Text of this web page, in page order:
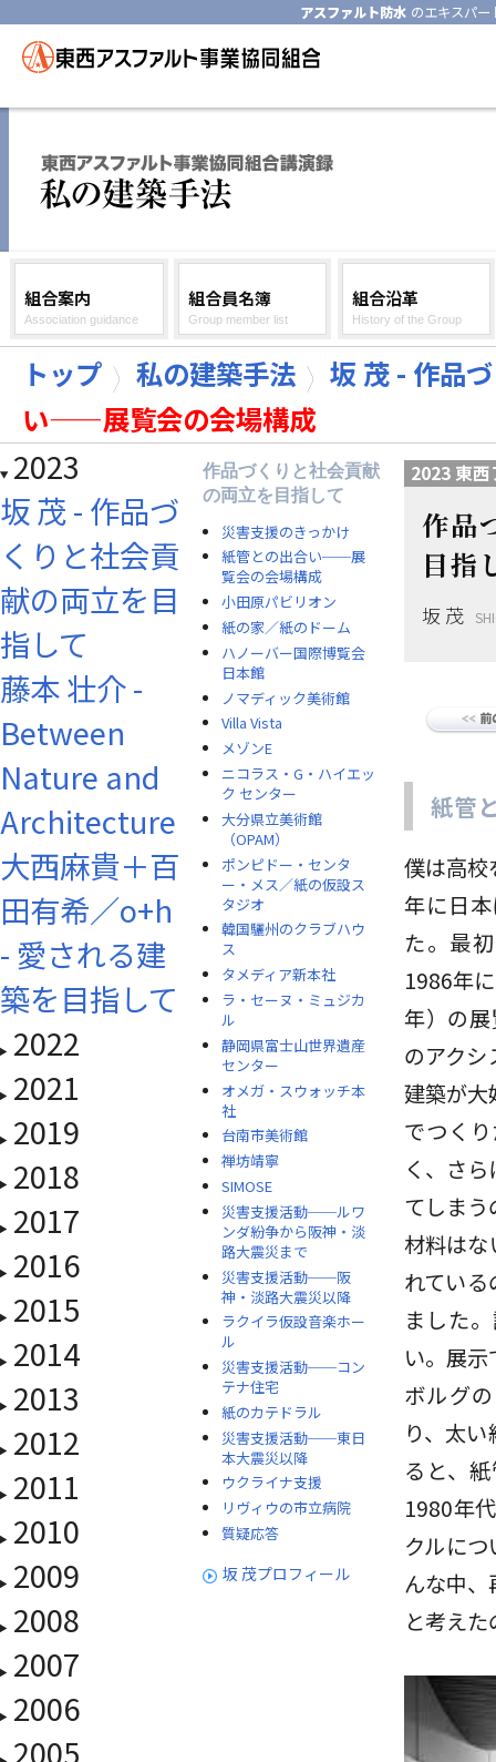
アスファルト防水 のエキスパ
組合案内
Association guidance
組合員名簿
Group member list
組合沿革
History of the Group
トップ 私の建築手法
坂 茂 - 作品
い——展覧会の会場構成
2023
坂 茂 - 作品づ
くりと社会貢
献の両立を目
指して
藤本 壮介 -
Between
Nature and
Architecture
大西麻貴＋百
田有希／o+h
- 愛される建
築を目指して
2022
2021
2019
2018
2017
2016
2015
2014
2013
2012
2011
2010
2009
2008
2007
2006
2005
作品づくりと社会貢献
の両立を目指して
災害支援のきっかけ
紙管との出合い──展
覧会の会場構成
小田原パビリオン
紙の家／紙のドーム
ハノーバー国際博覧会
日本館
ノマディック美術館
Villa Vista
メゾンE
ニコラス・G・ハイエッ
ク センター
大分県立美術館
（OPAM）
ポンピドー・センタ
ー・メス／紙の仮設ス
タジオ
韓国驪州のクラブハウ
ス
タメディア新本社
ラ・セーヌ・ミュジカ
ル
静岡県富士山世界遺産
センター
オメガ・スウォッチ本
社
台南市美術館
禅坊靖寧
SIMOSE
災害支援活動──ルワ
ンダ紛争から阪神・淡
路大震災まで
災害支援活動──阪
神・淡路大震災以降
ラクイラ仮設音楽ホー
ル
災害支援活動──コン
テナ住宅
紙のカテドラル
災害支援活動──東日
本大震災以降
ウクライナ支援
リヴィウの市立病院
質疑応答
坂 茂プロフィール
2023 東
作品
目指
坂 茂
紙管
僕は高校
年に日
た。最
1986年
年）の
のアク
建築が大
でつく
く、さ
てしま
材料はな
れてい
ました
い。展
ボルグ
り、太
ると、
1980年
クルに
んな中
と考え